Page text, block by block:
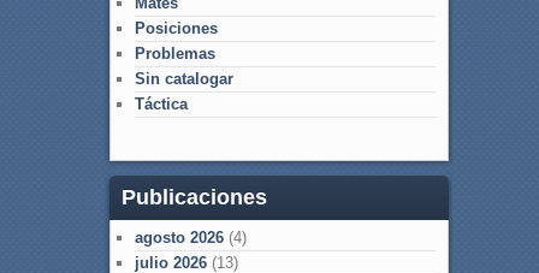
Posiciones
Problemas
Sin catalogar
Táctica
Publicaciones
agosto 2026(4)
julio 2026(13)